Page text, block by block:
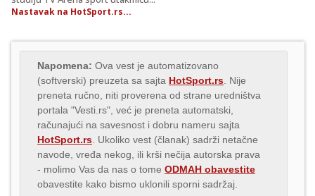
Nastavak na HotSport.rs...
Napomena: Ova vest je automatizovano
(softverski) preuzeta sa sajta HotSport.rs . Nije
preneta ručno, niti proverena od strane uredništva
portala "Vesti.rs", već je preneta automatski,
računajući na savesnost i dobru nameru sajta
HotSport.rs . Ukoliko vest (članak) sadrži netačne
navode, vređa nekog, ili krši nečija autorska prava
- molimo Vas da nas o tome ODMAH obavestite
obavestite kako bismo uklonili sporni sadržaj.